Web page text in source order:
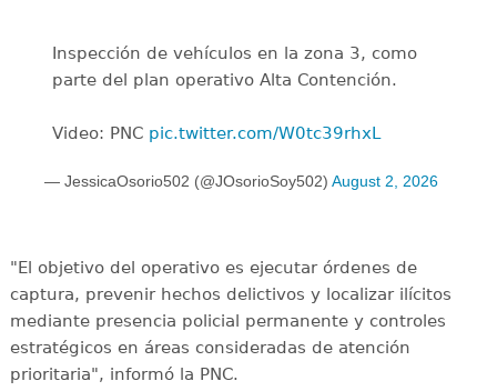
Inspección de vehículos en la zona 3, como
parte del plan operativo Alta Contención.
Video: PNC pic.twitter.com/W0tc39rhxL
— JessicaOsorio502 (@JOsorioSoy502) August 2, 2026
"El objetivo del operativo es ejecutar órdenes de
captura, prevenir hechos delictivos y localizar ilícitos
mediante presencia policial permanente y controles
estratégicos en áreas consideradas de atención
prioritaria", informó la PNC.